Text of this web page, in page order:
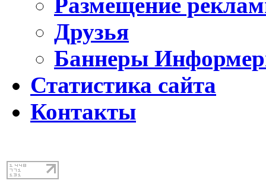
Размещение
Друзья
Баннеры
Статистика сайта
Контакты